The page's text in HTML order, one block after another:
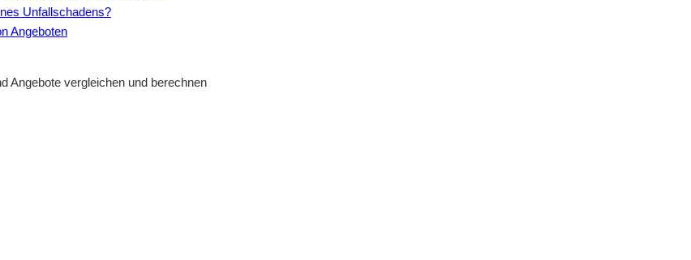
Unfallschadens?
Angeboten
Angebote vergleichen und berechnen